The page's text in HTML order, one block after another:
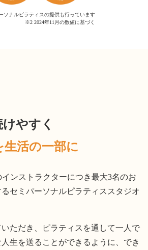
ソナルピラティスの提供も行っています
※2 2024年11月の数値に基づく
やすく
生活の一部に
インストラクターにつき最大3名のお
セミパーソナルピラティススタジオ
ただき、ピラティスを通して一人で
生を送ることができるように、でき